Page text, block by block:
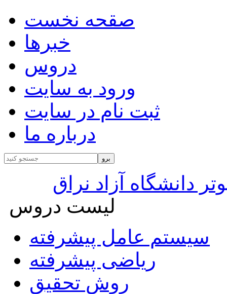
صقحه نخست
خبرها
دروس
ورود به سایت
ثبت نام در سایت
درباره ما
دانشگاه آزاد نراق
لیست دروس
سیستم عامل پیشرفته
ریاضی پیشرفته
روش تحقیق